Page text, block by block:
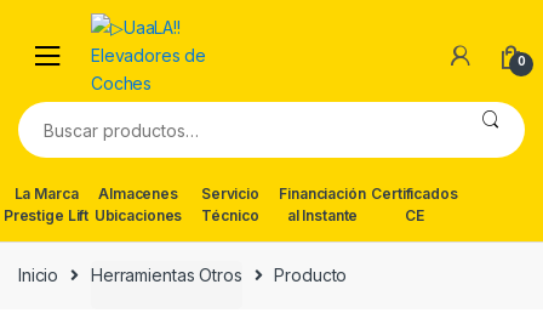
navigation
content
0
Buscar
por:
La Marca
Prestige Lift
Almacenes
Ubicaciones
Servicio
Técnico
Financiación
al Instante
Certificados
CE
Inicio Herramientas Otros Producto